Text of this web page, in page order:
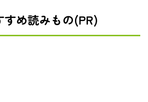
すめ読みもの(PR)